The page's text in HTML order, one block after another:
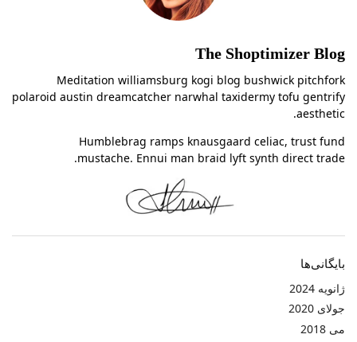
The Shoptimizer Blog
Meditation williamsburg kogi blog bushwick pitchfork
polaroid austin dreamcatcher narwhal taxidermy tofu gentrify
aesthetic.
Humblebrag ramps knausgaard celiac, trust fund
mustache. Ennui man braid lyft synth direct trade.
بایگانی‌ها
ژانویه 2024
جولای 2020
می 2018